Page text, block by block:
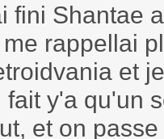
fini Shantae
rappellai
et
fait y'a qu'un
et on